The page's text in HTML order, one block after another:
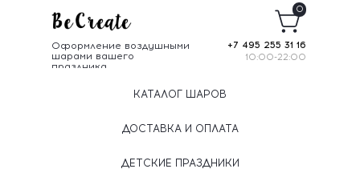
Оформление воздушными
шарами вашего
праздника
+7 495 255 31 16
10:00-22:00
0
КАТАЛОГ ШАРОВ
ДОСТАВКА И ОПЛАТА
ДЕТСКИЕ ПРАЗДНИКИ